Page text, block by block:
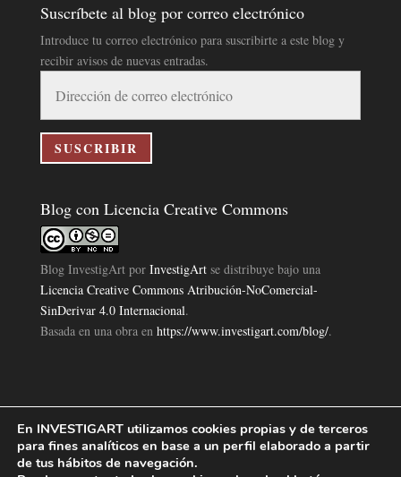
Suscríbete al blog por correo electrónico
Introduce tu correo electrónico para suscribirte a este blog y
recibir avisos de nuevas entradas.
correo
electrónico
SUSCRIBIR
Blog con Licencia Creative Commons
Blog InvestigArtpor InvestigArtse distribuye bajo una
Licencia Creative Commons Atribución-NoComercial-
SinDerivar 4.0 Internacional.
Basada en una obra en https://www.investigart.com/blog/.
Política de Privacidad|Aviso Legal|Política de Cookies|
Investigart Copyright © 2019. |
En INVESTIGART utilizamos cookies propias y de terceros
para fines analíticos en base a un perfil elaborado a partir
de tus hábitos de navegación.